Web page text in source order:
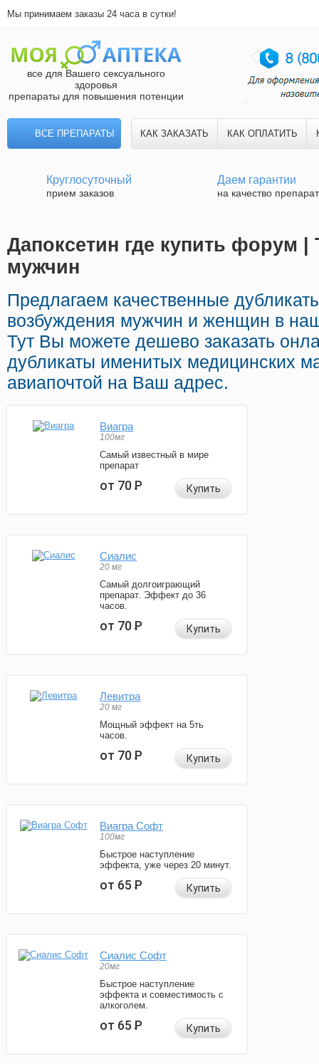
Мы принимаем заказы 24 часа в сутки!
все для Вашего сексуального
здоровья
препараты для повышения потенции
ВСЕ ПРЕПАРАТЫ КАК ЗАКАЗАТЬ КАК ОПЛАТИТЬ
Круглосуточный
прием заказов
Даем гарантии
на качество
Дапоксетин где купить форум |
мужчин
Предлагаем качественные
возбуждения мужчин и женщин в
Тут Вы можете дешево заказать
дубликаты именитых медицинских
авиапочтой на Ваш адрес.
Виагра
100мг
Самый известный в мире
препарат
от 70Р Купить
Сиалис
20 мг
Самый долгоиграющий
препарат. Эффект до 36
часов.
от 70Р Купить
Левитра
20 мг
Мощный эффект на 5ть
часов.
от 70Р Купить
Виагра Софт
100мг
Быстрое наступление
эффекта, уже через 20 минут.
от 65Р Купить
Сиалис Софт
20мг
Быстрое наступление
эффекта и совместимость с
алкоголем.
от 65Р Купить